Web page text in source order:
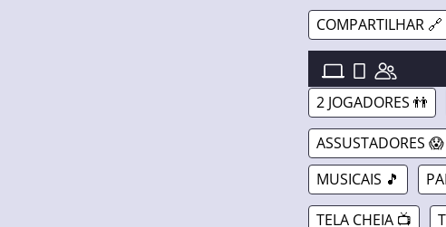
COMPARTILHAR 🔗
FNF: BLUEBALLED
2 JOGADORES 👬
ASSUSTADORES 😱
MUSICAIS 🎵
TELA CHEIA 📺